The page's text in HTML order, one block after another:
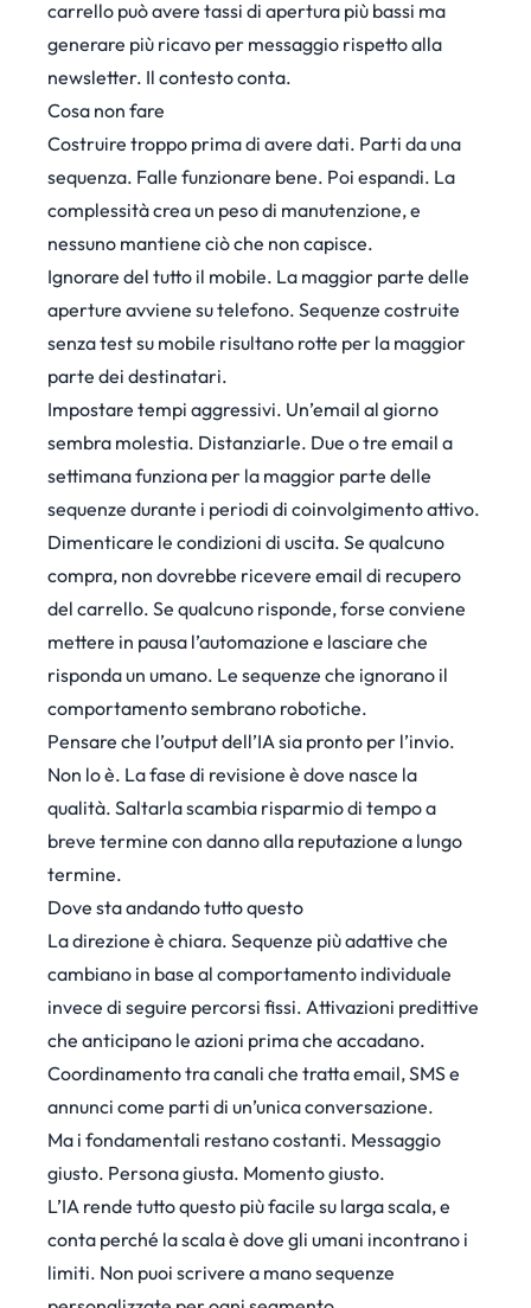
carrello può avere tassi di apertura più bassi ma
generare più ricavo per messaggio rispetto alla
newsletter. Il contesto conta.
Cosa non fare
Costruire troppo prima di avere dati. Parti da una
sequenza. Falle funzionare bene. Poi espandi. La
complessità crea un peso di manutenzione, e
nessuno mantiene ciò che non capisce.
Ignorare del tutto il mobile. La maggior parte delle
aperture avviene su telefono. Sequenze costruite
senza test su mobile risultano rotte per la maggior
parte dei destinatari.
Impostare tempi aggressivi. Un’email al giorno
sembra molestia. Distanziarle. Due o tre email a
settimana funziona per la maggior parte delle
sequenze durante i periodi di coinvolgimento attivo.
Dimenticare le condizioni di uscita. Se qualcuno
compra, non dovrebbe ricevere email di recupero
del carrello. Se qualcuno risponde, forse conviene
mettere in pausa l’automazione e lasciare che
risponda un umano. Le sequenze che ignorano il
comportamento sembrano robotiche.
Pensare che l’output dell’IA sia pronto per l’invio.
Non lo è. La fase di revisione è dove nasce la
qualità. Saltarla scambia risparmio di tempo a
breve termine con danno alla reputazione a lungo
termine.
Dove sta andando tutto questo
La direzione è chiara. Sequenze più adattive che
cambiano in base al comportamento individuale
invece di seguire percorsi fissi. Attivazioni predittive
che anticipano le azioni prima che accadano.
Coordinamento tra canali che tratta email, SMS e
annunci come parti di un’unica conversazione.
Ma i fondamentali restano costanti. Messaggio
giusto. Persona giusta. Momento giusto.
L’IA rende tutto questo più facile su larga scala, e
conta perché la scala è dove gli umani incontrano i
limiti. Non puoi scrivere a mano sequenze